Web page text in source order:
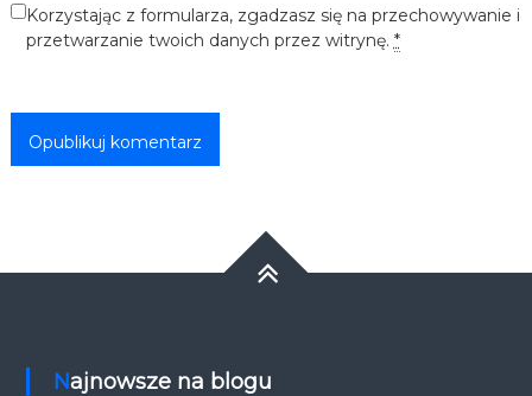
Korzystając z formularza, zgadzasz się na przechowywanie i
przetwarzanie twoich danych przez witrynę. *
Najnowsze na blogu